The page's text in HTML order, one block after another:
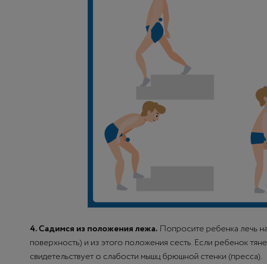
4. Садимся из положения лежа. Попросите ребенка лечь
поверхность) и из этого положения сесть. Если ребенок
свидетельствует о слабости мышц брюшной стенки (пресса).